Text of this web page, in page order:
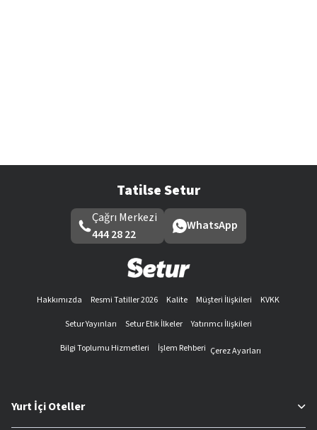
Tatilse Setur
Çağrı Merkezi
444 28 22
WhatsApp
Hakkımızda Resmi Tatiller 2026 Kalite Müşteri İlişkileri
KVKK
Setur Yayınları
Setur Etik İlkeler
Yatırımcı İlişkileri
Bilgi Toplumu Hizmetleri
İşlem Rehberi Çerez Ayarları
Yurt İçi Oteller